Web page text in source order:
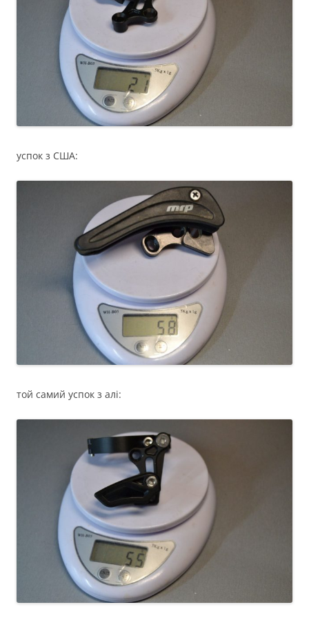
успок з США:
той самий успок з алі: